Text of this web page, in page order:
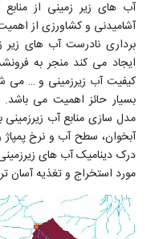
آب های زیر زمینی از
آشامیدنی و کشاورزی از
برداری نادرست آب های زیر
ایجاد می کند منجر به
کیفیت آب زیرزمینی و … می
بسیار حائز اهمیت می
مدل سازی منابع آب زیرزمینی
آبخوان، سطح آب و نرخ پمپاژ
درک دینامیک آب های
مورد استخراج و تغذیه آسان